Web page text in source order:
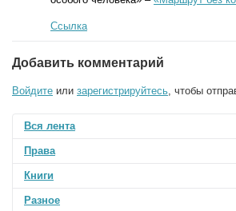
Ссылка
Добавить комментарий
Войдите или зарегистрируйтесь, чтобы
Вся лента
Права
Книги
Разное